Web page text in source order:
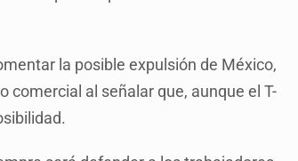
la posible expulsión de México,
comercial al señalar que, aunque el T-